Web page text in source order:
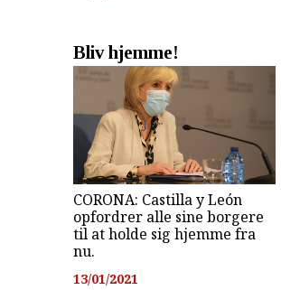
Bliv hjemme!
CORONA: Castilla y León
opfordrer alle sine borgere
til at holde sig hjemme fra
nu.
13/01/2021